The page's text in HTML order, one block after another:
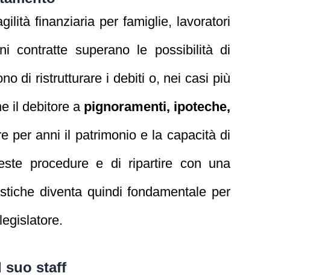
finanziaria per famiglie, lavoratori
contratte superano le possibilità di
di ristrutturare i debiti o, nei casi più
il debitore a pignoramenti, ipoteche,
per anni il patrimonio e la capacità di
procedure e di ripartire con una
diventa quindi fondamentale per
suo staff